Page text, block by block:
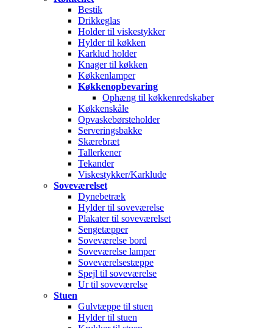
Bestik
Drikkeglas
Holder til viskestykker
Hylder til køkken
Karklud holder
Knager til køkken
Køkkenlamper
Køkkenopbevaring
Ophæng til køkkenredskaber
Køkkenskåle
Opvaskebørsteholder
Serveringsbakke
Skærebræt
Tallerkener
Tekander
Viskestykker/Karklude
Soveværelset
Dynebetræk
Hylder til soveværelse
Plakater til soveværelset
Sengetæpper
Soveværelse bord
Soveværelse lamper
Soveværelsestæppe
Spejl til soveværelse
Ur til soveværelse
Stuen
Gulvtæppe til stuen
Hylder til stuen